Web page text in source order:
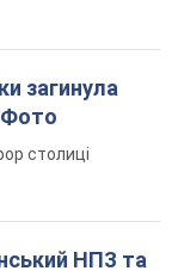
загинула
столиці
НПЗ та